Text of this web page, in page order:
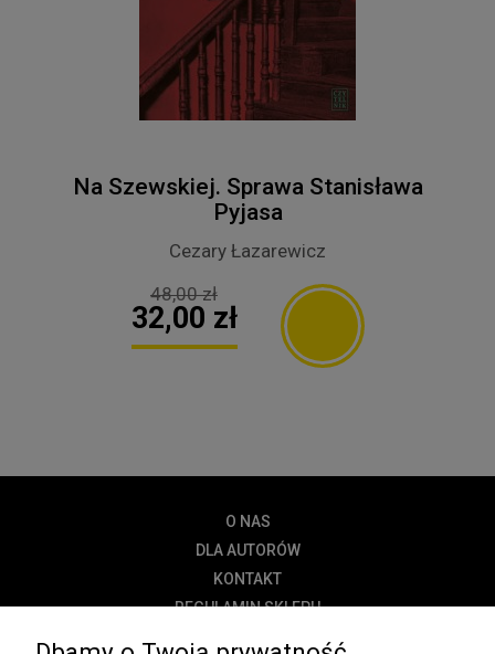
Na Szewskiej. Sprawa Stanisława
Pyjasa
Cezary Łazarewicz
48,00 zł
32,00 zł
O NAS
DLA AUTORÓW
KONTAKT
REGULAMIN SKLEPU